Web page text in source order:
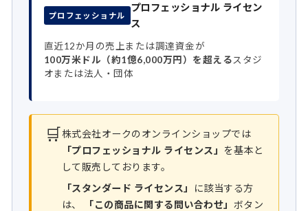
プロフェッショナル
プロフェッショナル ライセン
ス
直近12か月の売上または調達資金が
100万米ドル（約1億6,000万円）を超えるスタジ
オまたは法人・団体
🛒株式会社オークのオンラインショップでは
「プロフェッショナル ライセンス」 を基本と
して販売しております。
「スタンダード ライセンス」
に該当する方
は、
「この商品に関する問い合わせ」 ボタン